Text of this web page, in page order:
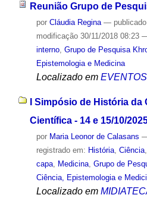
Reunião Grupo de
por Cláudia Regina — publicado
modificação30/11/2018 08:23
interno, Grupo de Pesquisa
Epistemologia e Medicina
Localizado em EVENTOS
I Simpósio de História
Científica - 14 e 15/10/
por Maria Leonor de Calasans
registrado em: História, Ciência,
capa, Medicina, Grupo de
Ciência, Epistemologia e
Localizado em